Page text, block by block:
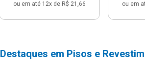
ou em até 12x de R$ 21,66 ou em
Destaques em Pisos e